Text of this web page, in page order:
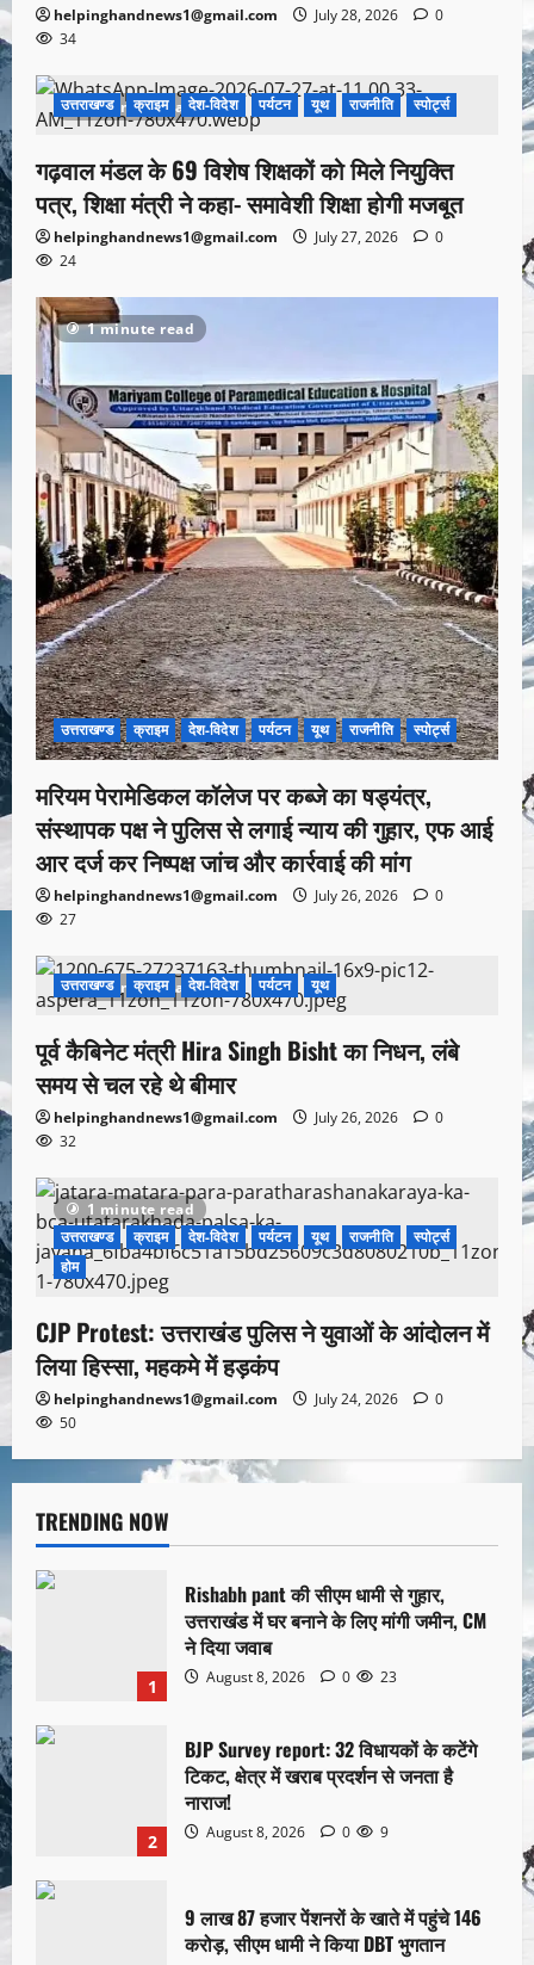
helpinghandnews1@gmail.com July 28, 2026
0
34
1 minute read
उत्तराखण्ड क्राइम देश-विदेश पर्यटन यूथ राजनीति स्पोर्ट्स
गढ़वाल मंडल के 69 विशेष शिक्षकों को मिले नियुक्ति
पत्र, शिक्षा मंत्री ने कहा- समावेशी शिक्षा होगी मजबूत
helpinghandnews1@gmail.com July 27, 2026
0
24
1 minute read
उत्तराखण्ड क्राइम देश-विदेश पर्यटन यूथ राजनीति स्पोर्ट्स
मरियम पेरामेडिकल कॉलेज पर कब्जे का षड्यंत्र,
संस्थापक पक्ष ने पुलिस से लगाई न्याय की गुहार, एफ आई
आर दर्ज कर निष्पक्ष जांच और कार्रवाई की मांग
helpinghandnews1@gmail.com July 26, 2026
0
27
1 minute read
उत्तराखण्ड क्राइम देश-विदेश पर्यटन यूथ
पूर्व कैबिनेट मंत्री Hira Singh Bisht का निधन, लंबे
समय से चल रहे थे बीमार
helpinghandnews1@gmail.com July 26, 2026
0
32
1 minute read
उत्तराखण्ड
क्राइम देश-विदेश पर्यटन यूथ राजनीति
स्पोर्ट्स
होम
CJP Protest: उत्तराखंड पुलिस ने युवाओं के आंदोलन में
लिया हिस्सा, महकमे में हड़कंप
helpinghandnews1@gmail.com July 24, 2026
0
50
TRENDING NOW
1
Rishabh pant की सीएम धामी से गुहार,
उत्तराखंड में घर बनाने के लिए मांगी जमीन, CM
ने दिया जवाब
August 8, 2026 0 23
2
BJP Survey report: 32 विधायकों के कटेंगे
टिकट, क्षेत्र में खराब प्रदर्शन से जनता है
नाराज!
August 8, 2026 0 9
9 लाख 87 हजार पेंशनरों के खाते में पहुंचे 146
करोड़, सीएम धामी ने किया DBT भुगतान